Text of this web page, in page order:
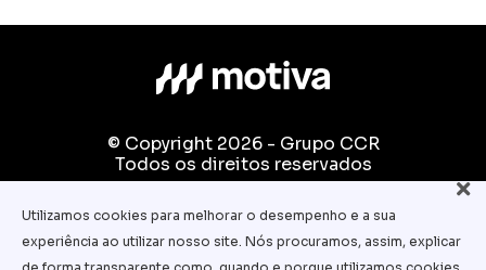
© Copyright 2026 - Grupo CCR
Todos os direitos reservados
Fale conosco:
equipe.pedagogica@motiva.com.br
Utilizamos cookies para melhorar o desempenho e a sua
experiência ao utilizar nosso site. Nós procuramos, assim, explicar